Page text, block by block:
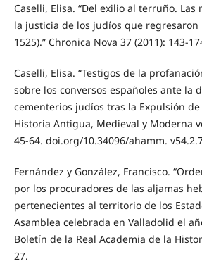
Caselli, Elisa. “Del exilio al terruño. Las
la justicia de los judíos que regresaron
1525).” Chronica Nova 37 (2011): 143-
Caselli, Elisa. “Testigos de la
sobre los conversos españoles ante la
cementerios judíos tras la Expulsión de
Historia Antigua, Medieval y Moderna
45-64. doi.org/10.34096/ahamm.
Fernández y González, Francisco.
por los procuradores de las aljamas
pertenecientes al territorio de los
Asamblea celebrada en Valladolid el
Boletín de la Real Academia de la
27.